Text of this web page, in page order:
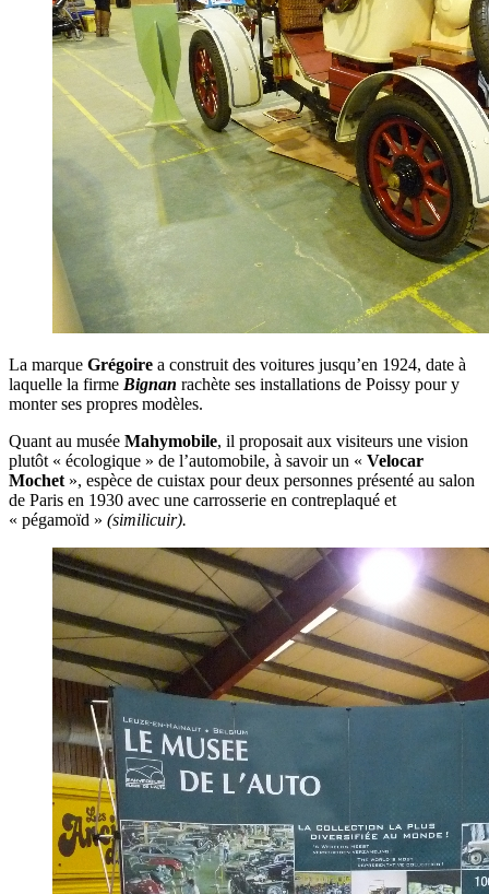
La marque Grégoire a construit des voitures jusqu’en 1924, date à
laquelle la firme Bignan rachète ses installations de Poissy pour y
monter ses propres modèles.
Quant au musée Mahymobile, il proposait aux visiteurs une vision
plutôt « écologique » de l’automobile, à savoir un « Velocar
Mochet», espèce de cuistax pour deux personnes présenté au salon
de Paris en 1930 avec une carrosserie en contreplaqué et
« pégamoïd » (similicuir).